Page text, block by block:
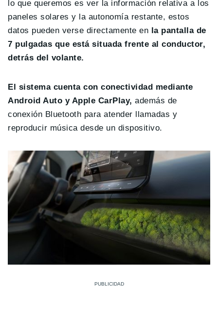
lo que queremos es ver la información relativa a los
paneles solares y la autonomía restante, estos
datos pueden verse directamente en la pantalla de
7 pulgadas que está situada frente al conductor,
detrás del volante.
El sistema cuenta con conectividad mediante
Android Auto y Apple CarPlay, además de
conexión Bluetooth para atender llamadas y
reproducir música desde un dispositivo.